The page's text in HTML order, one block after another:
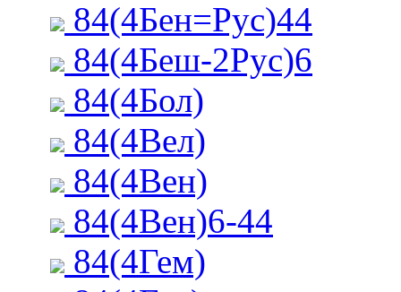
84(4Бен=Рус)44
84(4Беш-2Рус)6
84(4Бол)
84(4Вел)
84(4Вен)
84(4Вен)6-44
84(4Гем)